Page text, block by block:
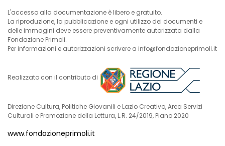
L'accesso alla documentazione è libero e gratuito.
La riproduzione, la pubblicazione e ogni utilizzo dei documenti e
delle immagini deve essere preventivamente autorizzata dalla
Fondazione Primoli.
Per informazioni e autorizzazioni scrivere a info@fondazioneprimoli.it
Realizzato con il contributo di
Direzione Cultura, Politiche Giovanili e Lazio Creativo, Area Servizi
Culturali e Promozione della Lettura, L.R. 24/2019, Piano 2020
www.fondazioneprimoli.it